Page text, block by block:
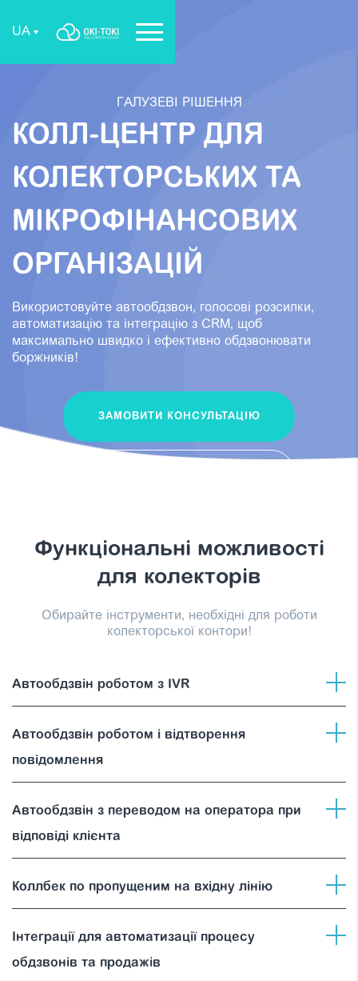
UA
ГАЛУЗЕВІ РІШЕННЯ
КОЛЛ-ЦЕНТР ДЛЯ
КОЛЕКТОРСЬКИХ ТА
МІКРОФІНАНСОВИХ
ОРГАНІЗАЦІЙ
Використовуйте автообдзвон, голосові розсилки,
автоматизацію та інтеграцію з CRM, щоб
максимально швидко і ефективно обдзвонювати
боржників!
ЗАМОВИТИ КОНСУЛЬТАЦІЮ
Функціональні можливості
для колекторів
Обирайте інструменти, необхідні для роботи
колекторської контори!
Автообдзвін роботом з IVR
Автообдзвін роботом і відтворення
повідомлення
Автообдзвін з переводом на оператора при
відповіді клієнта
Коллбек по пропущеним на вхідну лінію
Інтеграції для автоматизації процесу
обдзвонів та продажів